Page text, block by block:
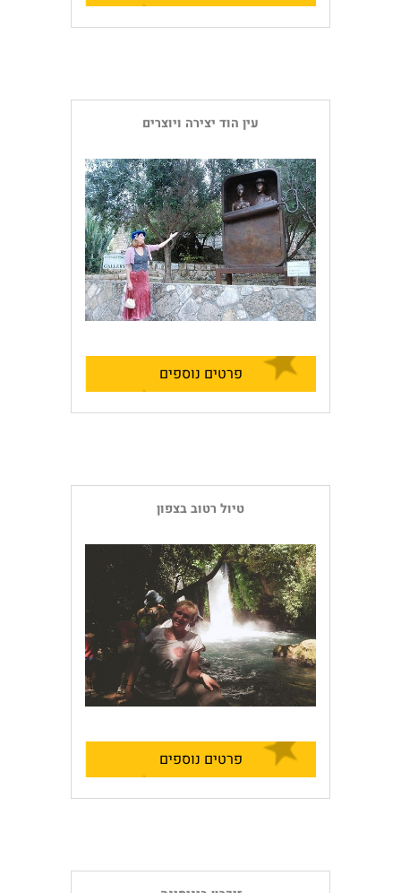
עין הוד יצירה ויוצרים
פרטים נוספים
טיול רטוב בצפון
פרטים נוספים